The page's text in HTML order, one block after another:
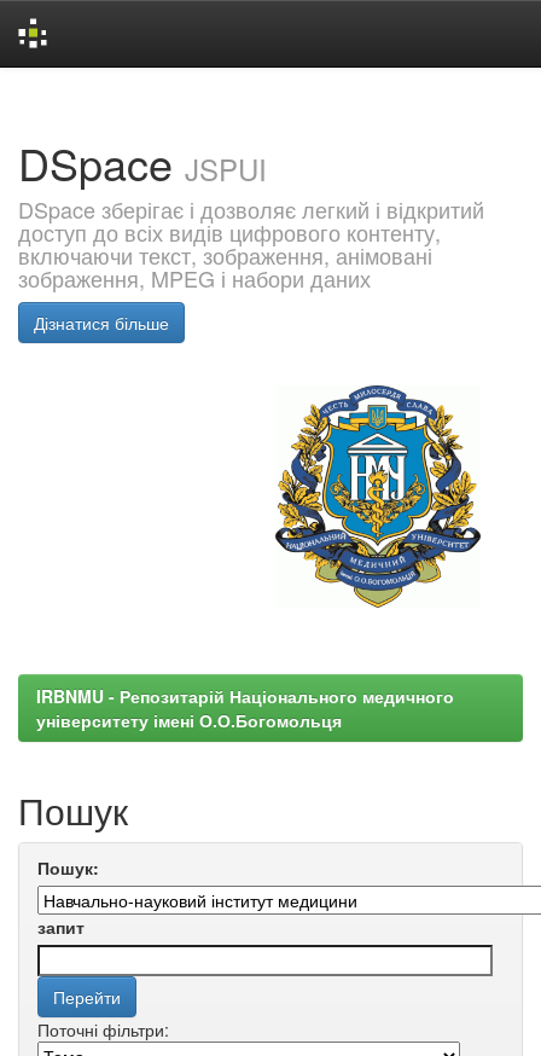
DSpace JSPUI
DSpace зберігає і дозволяє легкий і відкритий
доступ до всіх видів цифрового контенту,
включаючи текст, зображення, анімовані
зображення, MPEG і набори даних
Дізнатися більше
IRBNMU - Репозитарій Національного медичного
університету імені О.О.Богомольця
Пошук
Пошук:
запит
Поточні фільтри: